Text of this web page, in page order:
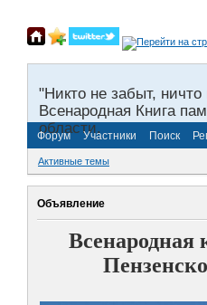
"Никто не забыт, ничто
Всенародная Книга
области.
Форум Участники Поиск
Активные темы
Объявление
Всенародная